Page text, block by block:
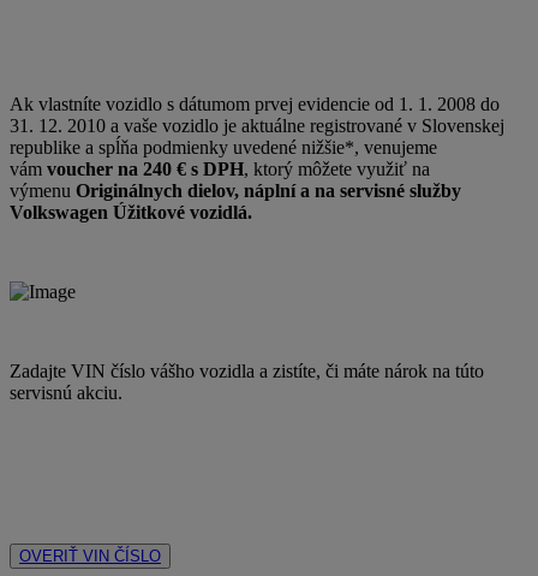
Ak vlastníte vozidlo s dátumom prvej evidencie od 1. 1. 2008 do
31. 12. 2010 a vaše vozidlo je aktuálne registrované v Slovenskej
republike a spĺňa podmienky uvedené nižšie*, venujeme
vám voucher na 240 € s DPH, ktorý môžete využiť na
výmenu Originálnych dielov, náplní a na servisné služby
Volkswagen Úžitkové vozidlá.
Zadajte VIN číslo vášho vozidla a zistíte, či máte nárok na túto
servisnú akciu.
OVERIŤ VIN ČÍSLO